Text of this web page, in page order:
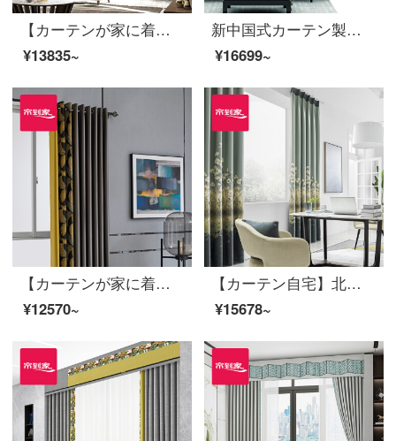
【カーテンが家に着く】現代簡単カーテン製品の黒いシルク高遮光継ぎ手ポリエステルスティーブン定型化ジャカードLDC 20 SSC-74 Sフック/カーテンヘッドを含まない(高さ2.6メートル以内で変更可能)XLのカーテンセット/ダブルオープン(適用窓の幅4.1-1.4メートル)
¥13835~
新中国式カーテン製品の高遮光ジャカードカスタマイズ山水詩意客間の寝室の床窓の雲歌のレースをつなぎ合わせて型を定めます。ポリエステルの布のカーテンLDC 20 SSA-3201は穴を開けます。
¥16699~
【カーテンが家に着く】軽奢高遮光完成品のカーテンをつなぎ合わせて花を咲かせるファッション的な黒DJリビングルームの部屋に注文して床に下ろす窓は裏地LDC 20 SSC-50ホールを含む/カーテンヘッドを含まない(高さ2.6 m以内で変更可能)XLのカーテンセット/ダブルオープン(適用窓の幅は4.1-4.4 m)
¥12570~
【カーテン自宅】北欧シームレスに新商品のカーテンをつなぎ、高精密カーテン製品の高遮光リビングルームで床窓LDC 20 SSA-1701 Sフック/カーテンヘッドなし(高さ2.6 m以内で変更可能)XLのカーテンセット/ダブルオープン(適用窓幅3.5-4.1 m)
¥15678~